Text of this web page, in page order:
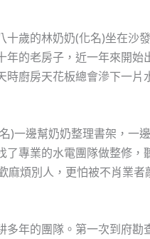
歲的林奶奶(化名)坐在沙
的老房子，近一年來開
廚房天花板總會滲下一
)一邊幫奶奶整理書架，
專業的水電團隊做整修
煩別人，更怕被不肖業者
年的團隊。第一次到府